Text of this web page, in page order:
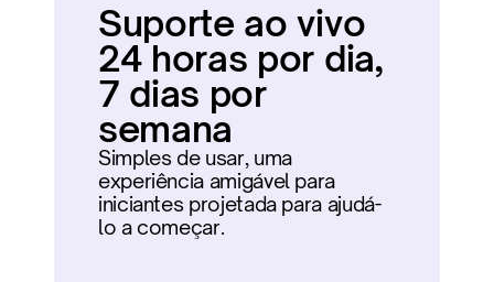
Suporte ao vivo
24 horas por dia,
7 dias por
semana
Simples de usar, uma
experiência amigável para
iniciantes projetada para ajudá-
lo a começar.